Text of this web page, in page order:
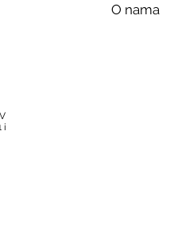
i
O nama